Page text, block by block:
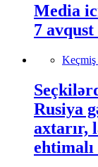
Media
7 avqust
Keçmiş
Rusiya
axtarır,
ehtimalı